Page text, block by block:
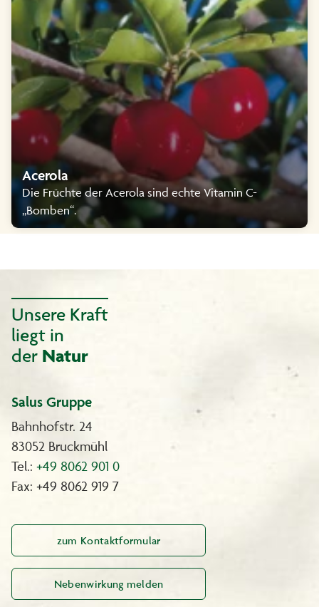
Acerola
Die Früchte der Acerola sind echte Vitamin C-
„Bomben“.
Unsere Kraft
liegt in
der Natur
Salus Gruppe
Bahnhofstr. 24
83052 Bruckmühl
Tel.: +49 8062 901 0
Fax: +49 8062 919 7
zum Kontaktformular
Nebenwirkung melden